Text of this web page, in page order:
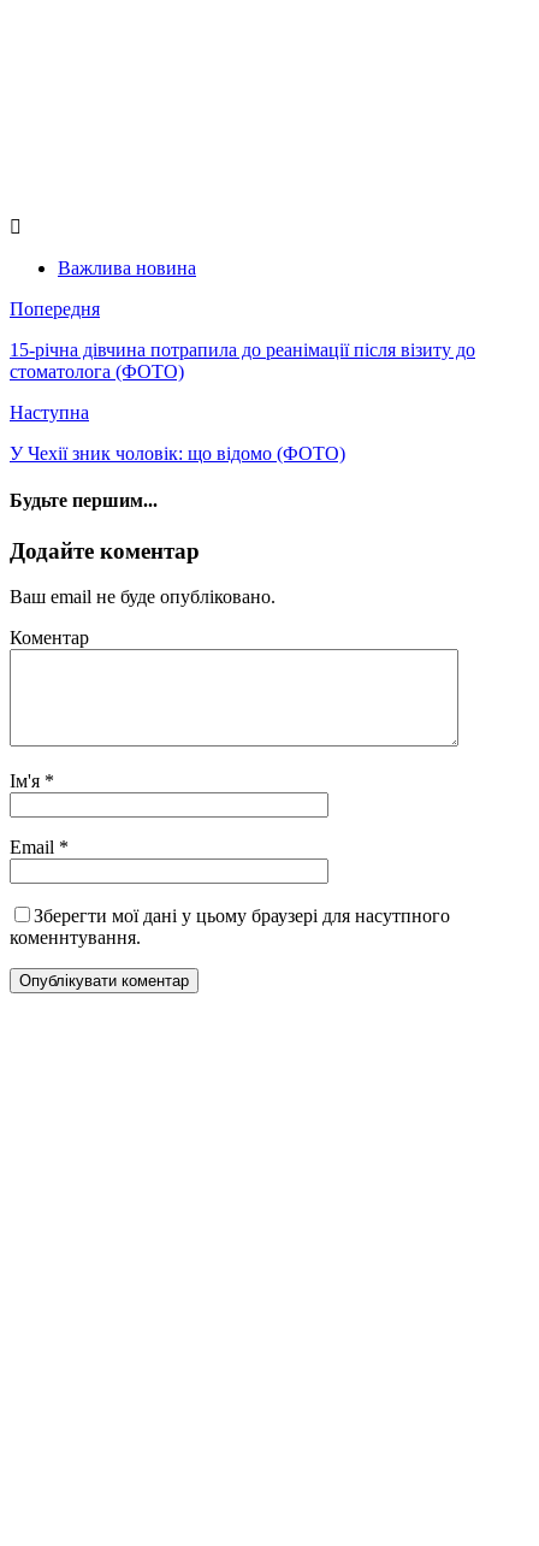
Важлива новина
Попередня
15-річна дівчина потрапила до реанімації після візиту до
стоматолога (ФОТО)
Наступна
У Чехії зник чоловік: що відомо (ФОТО)
Будьте першим...
Додайте коментар
Ваш email не буде опубліковано.
Коментар
Ім'я *
Email *
Зберегти мої дані у цьому браузері для насутпного
коменнтування.